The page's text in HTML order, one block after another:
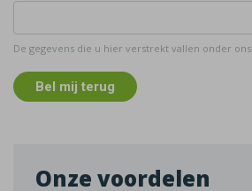
De gegevens die u hier verstrekt vallen onder ons
Bel mij terug
Onze voordelen